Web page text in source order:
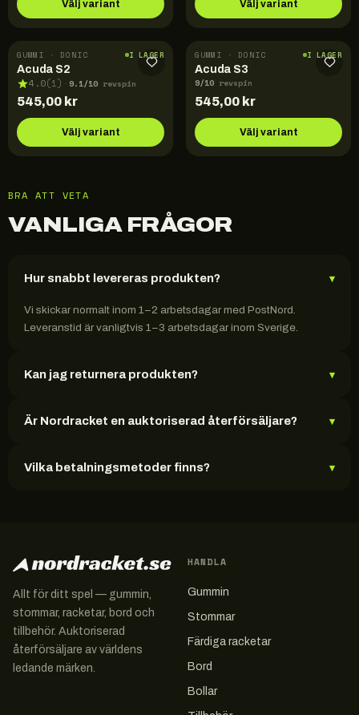
Välj variant Välj variant
GUMMI · DONIC I LAGER
Acuda S2
4.0(1) · 9.1/10 revspin
545,00 kr
Välj variant
GUMMI · DONIC I LAGER
Acuda S3
9/10 revspin
545,00 kr
Välj variant
BRA ATT VETA
VANLIGA FRÅGOR
Hur snabbt levereras produkten? ▾
Vi skickar normalt inom 1–2 arbetsdagar med PostNord.
Leveranstid är vanligtvis 1–3 arbetsdagar inom Sverige.
Kan jag returnera produkten? ▾
Är Nordracket en auktoriserad återförsäljare? ▾
Vilka betalningsmetoder finns? ▾
Allt för ditt spel — gummin,
stommar, racketar, bord och
tillbehör. Auktoriserad
återförsäljare av världens
ledande märken.
HANDLA
Gummin
Stommar
Färdiga racketar
Bord
Bollar